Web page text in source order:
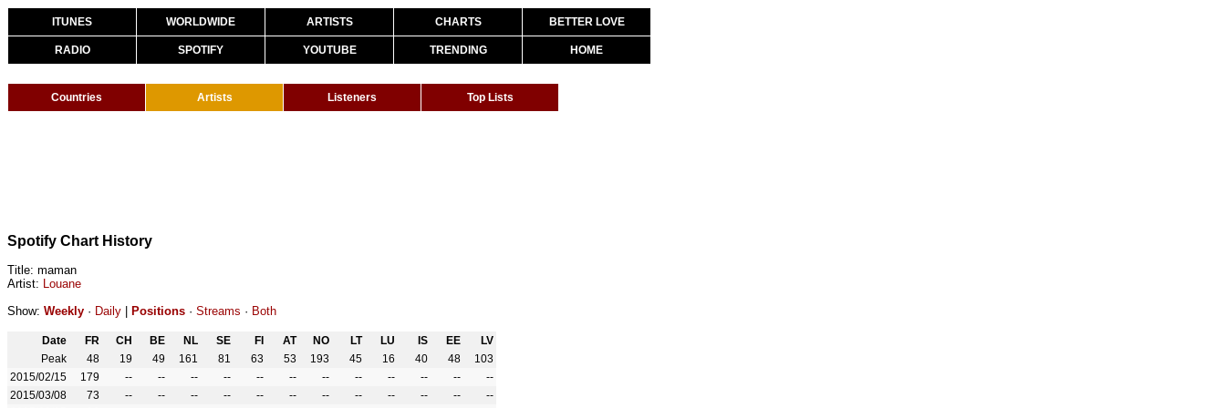
ITUNES WORLDWIDE ARTISTS CHARTS BETTER LOVE
RADIO SPOTIFY YOUTUBE TRENDING HOME
Countries Artists Listeners Top Lists
Spotify Chart History
Title: maman
Artist: Louane
Show: Weekly · Daily Positions · Streams · Both
Date FR CH BE NL SE FI AT NO LT LU IS EE
LV
Peak
48 19 49 161 81 63 53 193 45 16 40 48
103
2015/02/15
179 -- -- -- -- -- -- -- -- -- -- --
--
2015/03/08
73 -- -- -- -- -- -- -- -- -- -- --
--